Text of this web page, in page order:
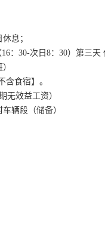
息；
：30-次日8：30）第三天
含食宿】。
无效益工资）
辆段（储备）